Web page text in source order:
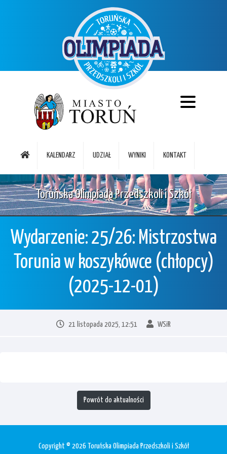
KALENDARZ UDZIAŁ WYNIKI KONTAKT
Toruńska Olimpiada Przedszkoli i Szkół
Wydarzenie: 25/26: Mistrzostwa
Torunia w koszykówce (chłopcy)
(2025-12-01)
21 listopada 2025, 12:51 WSiR
Powrót do aktualności
Copyright © 2026 Toruńska Olimpiada Przedszkoli i Szkół